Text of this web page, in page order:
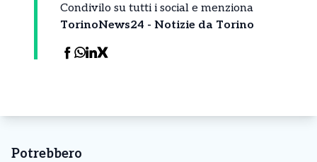
Condivilo su tutti i social e menziona
TorinoNews24 - Notizie da Torino
Potrebbero